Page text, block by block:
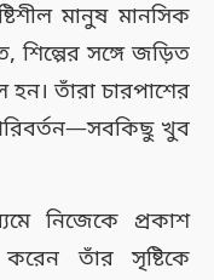
মানুষ মানসিক
শিল্পের সঙ্গে জড়িত
তাঁরা চারপাশের
খুব
নিজেকে প্রকাশ
তাঁর সৃষ্টিকে